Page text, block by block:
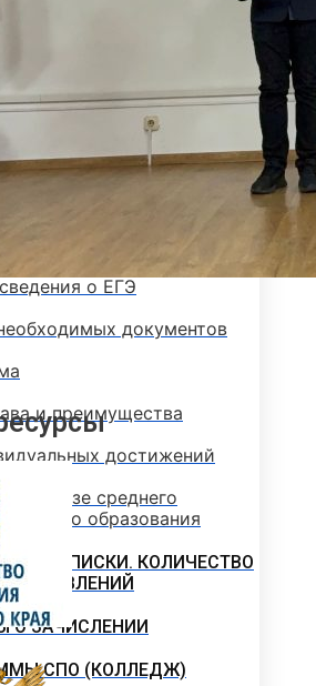
и
испытаний
обучения
вступительных испытаний
документов
вступительных испытаний
о ЕГЭ
документов
и преимущества
достижений
на базе среднего
образования
СПИСКИ. КОЛИЧЕСТВО
ЗАЯВЛЕНИЙ
О ЗАЧИСЛЕНИИ
СПО (КОЛЛЕДЖ)